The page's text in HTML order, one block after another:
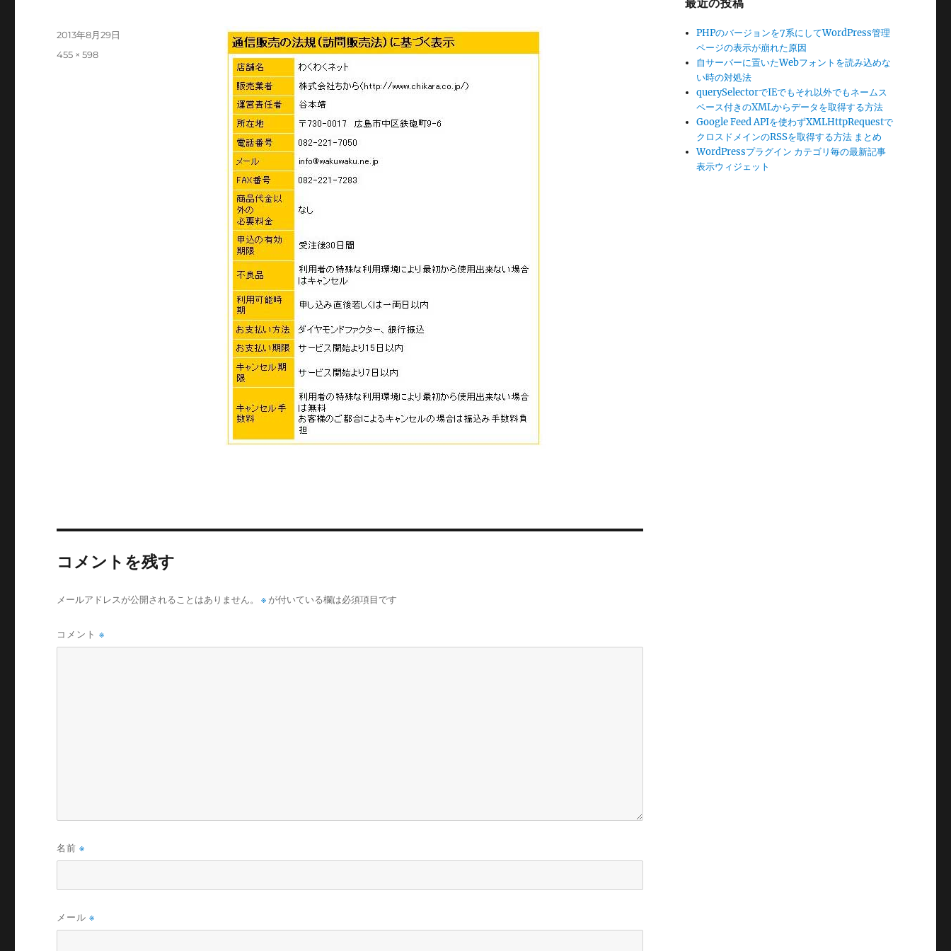
投
2013年8月29日
フ
455 × 598
コメントを残す
メールアドレスが公開されることはありません。 ※ が付いている欄は必須項目です
コメント※
名前※
メール※
最近の投稿
PHPのバージョンを7系にしてWordPress管理
ページの表示が崩れた原因
自サーバーに置いたWebフォントを読み込めな
い時の対処法
querySelectorでIEでもそれ以外でもネームス
ペース付きのXMLからデータを取得する方法
Google Feed APIを使わずXMLHttpRequestで
クロスドメインのRSSを取得する方法 まとめ
WordPressプラグイン カテゴリ毎の最新記事
表示ウィジェット